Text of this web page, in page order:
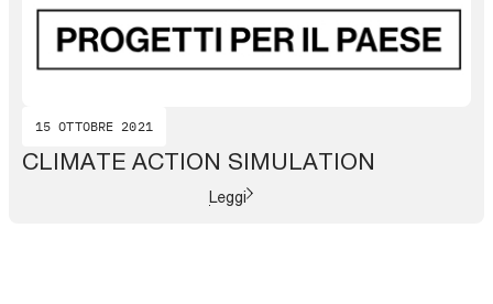
15 OTTOBRE 2021
CLIMATE ACTION SIMULATION
Leggi